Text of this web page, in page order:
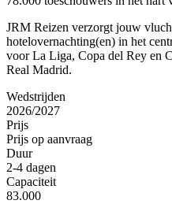
JRM Reizen verzorgt jouw
hotelovernachting(en) in het
voor La Liga, Copa del Rey en
Real Madrid.
Wedstrijden
2026/2027
Prijs
Prijs op aanvraag
Duur
2-4 dagen
Capaciteit
83.000